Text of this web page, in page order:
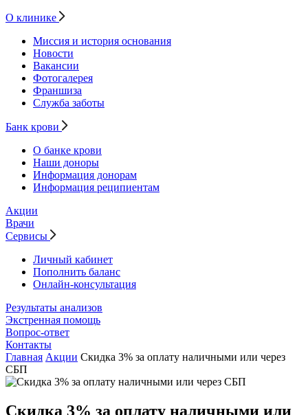
О клинике
Миссия и история основания
Новости
Вакансии
Фотогалерея
Франшиза
Служба заботы
Банк крови
О банке крови
Наши доноры
Информация донорам
Информация реципиентам
Акции
Врачи
Сервисы
Личный кабинет
Пополнить баланс
Онлайн-консультация
Результаты анализов
Экстренная помощь
Вопрос-ответ
Контакты
Главная Акции Скидка 3% за оплату наличными или через
СБП
Скидка 3% за оплату наличными или